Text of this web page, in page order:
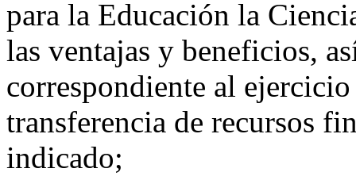
para la Educación la
las ventajas y beneficios,
correspondiente al
transferencia de recursos
indicado;